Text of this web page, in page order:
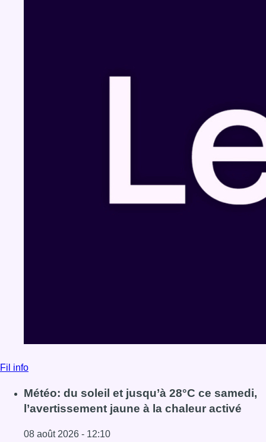
Fil info
Météo: du soleil et jusqu’à 28°C ce samedi,
l’avertissement jaune à la chaleur activé
08 août 2026 - 12:10